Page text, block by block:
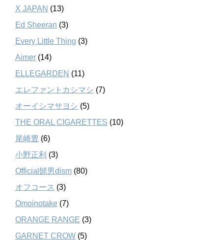
X JAPAN (13)
Ed Sheeran (3)
Every Little Thing (3)
Aimer (14)
ELLEGARDEN (11)
エレファントカシマシ (7)
オーイシマサヨシ (5)
THE ORAL CIGARETTES (10)
尾崎豊 (6)
小野正利 (3)
Official髭男dism (80)
オフコース (3)
Omoinotake (7)
ORANGE RANGE (3)
GARNET CROW (5)